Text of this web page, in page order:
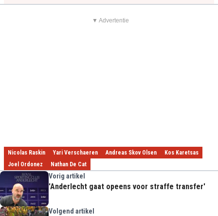
▼ Advertentie
Nicolas Raskin Yari Verschaeren Andreas Skov Olsen
Kos Karetsas
Joel Ordonez
Nathan De Cat
Vorig artikel
'Anderlecht gaat opeens voor straffe transfer'
Volgend artikel